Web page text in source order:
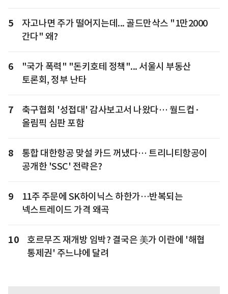
5
자고나면 주가 떨어지는데... 골드만삭스 "1만2000
간다" 왜?
6
"국가 폭력" "돈키호테 정책"... 서울시 부동산
토론회, 정부 난타
7
축구협회 '성접대' 감사보고서 나왔다… 월드컵·
올림픽 심판 포함
8
통합 대한항공 맞설 카드 꺼냈다… 트리니티항공이
공개한 'SSC' 전략은?
9
11주 주문에 SK하이닉스 하한가…반복되는
넥스트레이드 가격 왜곡
10
호르무즈 재개방 임박? 결국은 美가 이란에 '해협
통제권' 주느냐에 달려